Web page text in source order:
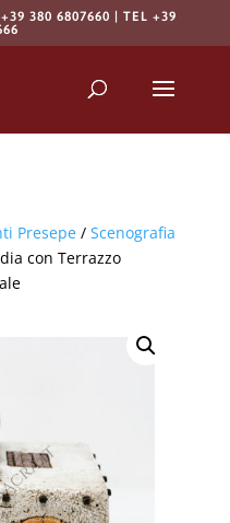
380 6807660 | TEL +39
Presepe/ Scenografia
con Terrazzo